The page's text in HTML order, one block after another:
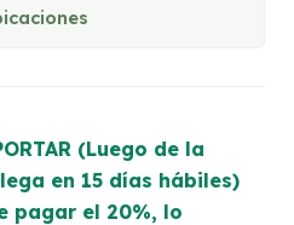
(Luego de la
en 15 días hábiles)
pagar el 20%, lo